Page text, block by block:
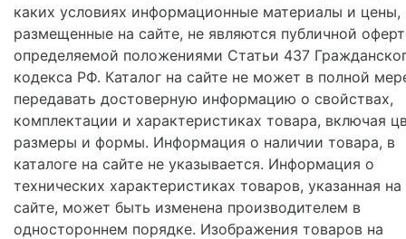
каких условиях информационные материалы и цены,
размещенные на сайте, не являются публичной
определяемой положениями Статьи 437
кодекса РФ. Каталог на сайте не может в полной
передавать достоверную информацию о свойствах,
комплектации и характеристиках товара, включая
размеры и формы. Информация о наличии товара, в
каталоге на сайте не указывается. Информация о
технических характеристиках товаров, указанная на
сайте, может быть изменена производителем в
одностороннем порядке. Изображения товаров на